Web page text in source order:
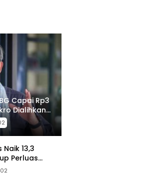
Capai Rp3
Dialihkan
13,3
Perluas
Global